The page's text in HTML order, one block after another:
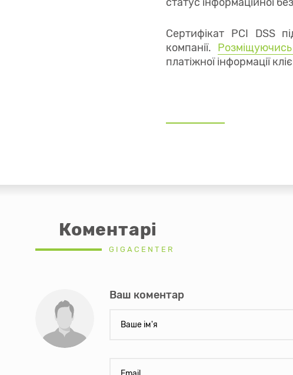
статус інформаційної
Сертифікат PCI DSS
компанії.
платіжної інформації
Коментарі
GIGACENTER
Ваш коментар